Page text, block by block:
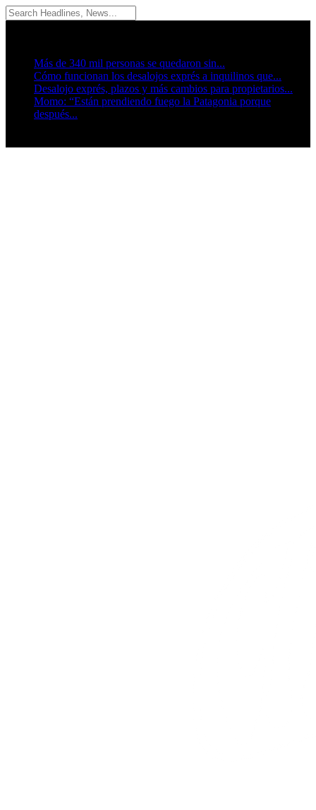
Más de 340 mil personas se quedaron sin...
Cómo funcionan los desalojos exprés a inquilinos que...
Desalojo exprés, plazos y más cambios para propietarios...
Momo: “Están prendiendo fuego la Patagonia porque
después...